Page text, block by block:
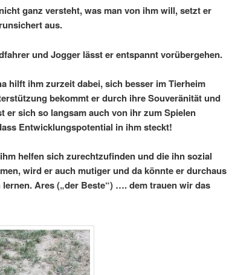
ganz versteht, was man von ihm will, setzt er
aus.
und Jogger lässt er entspannt vorübergehen.
hilft ihm zurzeit dabei, sich besser im Tierheim
bekommt er durch ihre Souveränität und
er sich so langsam auch von ihr zum Spielen
Entwicklungspotential in ihm steckt!
helfen sich zurechtzufinden und die ihn sozial
wird er auch mutiger und da könnte er durchaus
Ares („der Beste“) …. dem trauen wir das